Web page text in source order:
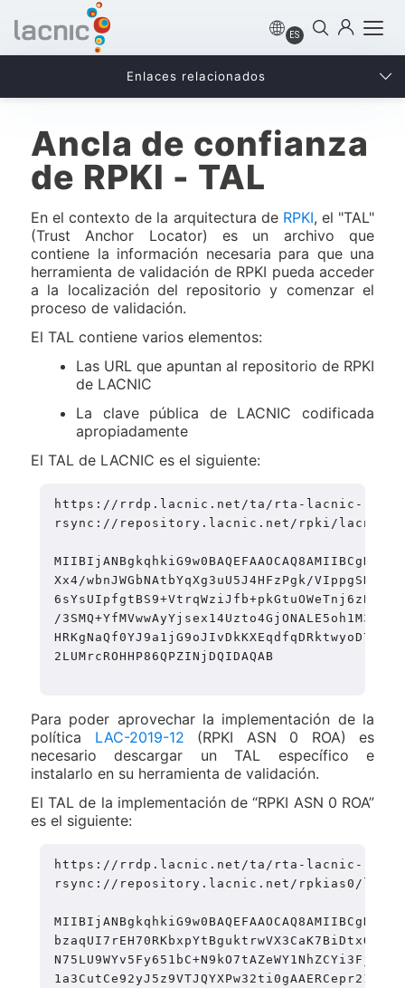
ES
Ancla de confianza
de RPKI - TAL
En el contexto de la arquitectura de RPKI, el "TAL"
(Trust Anchor Locator) es un archivo que
contiene la información necesaria para que una
herramienta de validación de RPKI pueda acceder
a la localización del repositorio y comenzar el
proceso de validación.
El TAL contiene varios elementos:
Las URL que apuntan al repositorio de RPKI
de LACNIC
La clave pública de LACNIC codificada
apropiadamente
El TAL de LACNIC es el siguiente:
https://rrdp.lacnic.net/ta/rta-lacnic-
rsync://repository.lacnic.net/rpki/lacnic/
Xx4/wbnJWGbNAtbYqXg3uU5J4HFzPgk/
/
2LUMrcROHHP86QPZINjDQIDAQAB
Para poder aprovechar la implementación de la
política LAC-2019-12 (RPKI ASN 0 ROA) es
necesario descargar un TAL específico e
instalarlo en su herramienta de validación.
El TAL de la implementación de “RPKI ASN 0 ROA”
es el siguiente:
https://rrdp.lacnic.net/ta/rta-lacnic-rpki-
rsync://repository.lacnic.net/rpkias0/
Enlaces relacionados